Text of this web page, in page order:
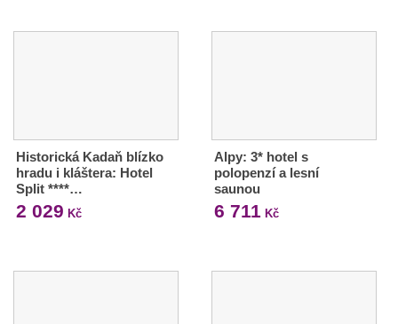
Historická Kadaň blízko
hradu i kláštera: Hotel
Split ****…
2 029 Kč
Alpy: 3* hotel s
polopenzí a lesní
saunou
6 711 Kč